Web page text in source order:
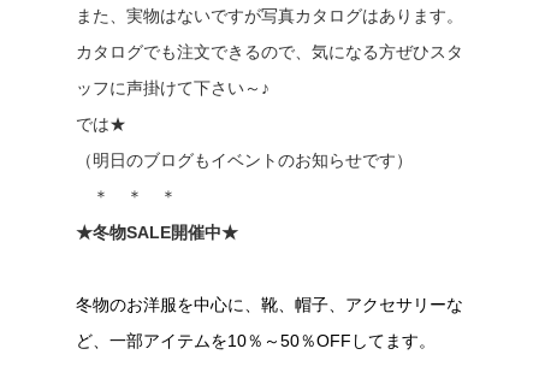
また、実物はないですが写真カタログはあります。
カタログでも注文できるので、気になる方ぜひスタ
ッフに声掛けて下さい～♪
では★
（明日のブログもイベントのお知らせです）
＊ ＊ ＊
★冬物SALE開催中★
冬物のお洋服を中心に、靴、帽子、アクセサリーな
ど、一部アイテムを10％～50％OFFしてます。